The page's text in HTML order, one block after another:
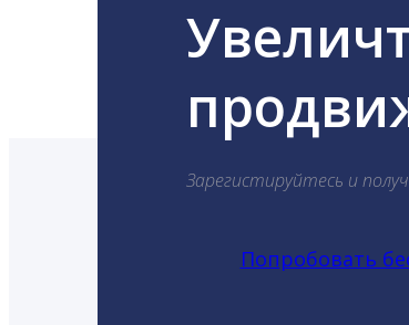
Зарегистируйтесь и
Попробовать